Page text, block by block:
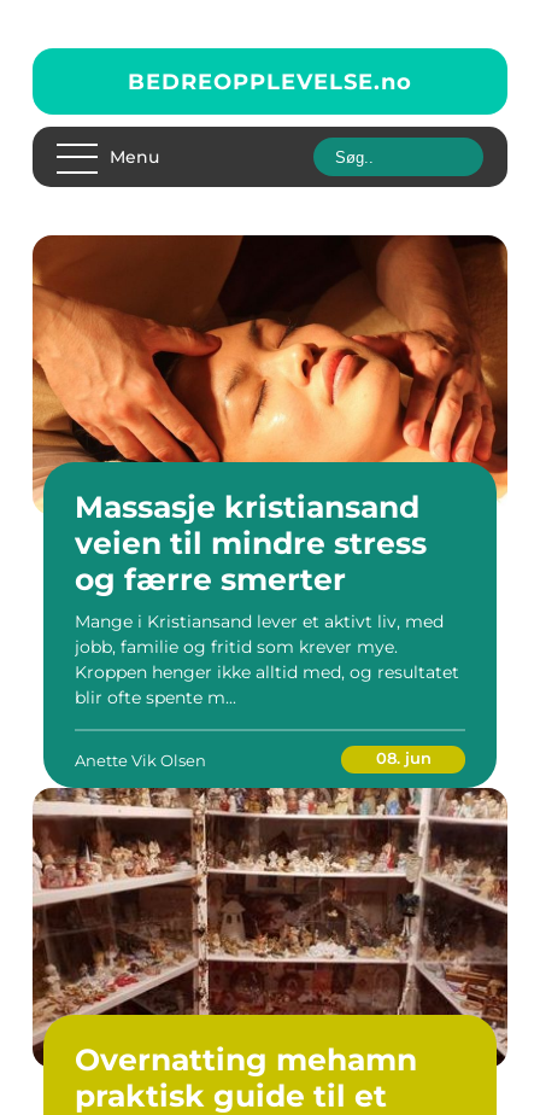
BEDREOPPLEVELSE.no
Menu
Massasje kristiansand
veien til mindre stress
og færre smerter
Mange i Kristiansand lever et aktivt liv, med
jobb, familie og fritid som krever mye.
Kroppen henger ikke alltid med, og resultatet
blir ofte spente m...
Anette Vik Olsen 08. jun
Overnatting mehamn
praktisk guide til et